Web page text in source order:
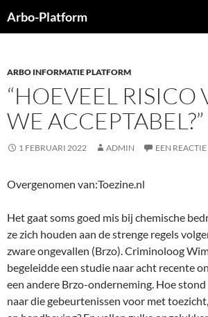
naar
Arbo-Platform
ARBO INFORMATIE PLATFORM
“HOEVEEL RISICO
WE ACCEPTABEL?”
1 FEBRUARI 2022 ADMIN EEN
Overgenomen van:Toezine.nl
Het gaat soms goed mis bij chemische
ze zich houden aan de strenge regels
zware ongevallen (Brzo). Criminoloog
begeleidde een studie naar acht recente
een andere Brzo-onderneming. Hoe
naar die gebeurtenissen voor met